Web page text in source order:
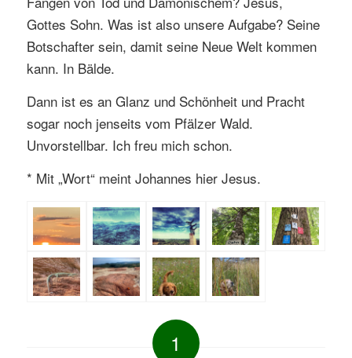
Gottes Sohn. Was ist also unsere Aufgabe? Seine
Botschafter sein, damit seine Neue Welt kommen
kann. In Bälde.
Dann ist es an Glanz und Schönheit und Pracht
sogar noch jenseits vom Pfälzer Wald.
Unvorstellbar. Ich freu mich schon.
* Mit „Wort“ meint Johannes hier Jesus.
1